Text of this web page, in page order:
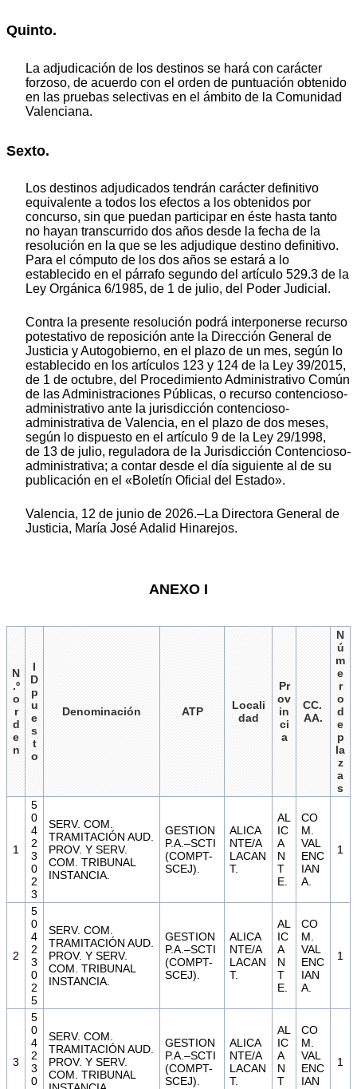
Quinto.
La adjudicación de los destinos se hará con carácter
forzoso, de acuerdo con el orden de puntuación obtenido
en las pruebas selectivas en el ámbito de la Comunidad
Valenciana.
Sexto.
Los destinos adjudicados tendrán carácter definitivo
equivalente a todos los efectos a los obtenidos por
concurso, sin que puedan participar en éste hasta tanto
no hayan transcurrido dos años desde la fecha de la
resolución en la que se les adjudique destino definitivo.
Para el cómputo de los dos años se estará a lo
establecido en el párrafo segundo del artículo 529.3 de la
Ley Orgánica 6/1985, de 1 de julio, del Poder Judicial.
Contra la presente resolución podrá interponerse recurso
potestativo de reposición ante la Dirección General de
Justicia y Autogobierno, en el plazo de un mes, según lo
establecido en los artículos 123 y 124 de la Ley 39/2015,
de 1 de octubre, del Procedimiento Administrativo Común
de las Administraciones Públicas, o recurso contencioso-
administrativo ante la jurisdicción contencioso-
administrativa de Valencia, en el plazo de dos meses,
según lo dispuesto en el artículo 9 de la Ley 29/1998,
de 13 de julio, reguladora de la Jurisdicción Contencioso-
administrativa; a contar desde el día siguiente al de su
publicación en el «Boletín Oficial del Estado».
Valencia, 12 de junio de 2026.–La Directora General de
Justicia, María José Adalid Hinarejos.
ANEXO I
N
.º
o
r
d
e
n
I
D
p
u
e
s
t
o
Denominación ATP
Locali
dad
Pr
ov
in
ci
a
CC.
AA.
N
ú
m
e
r
o
d
e
p
la
z
a
s
1
5
0
4
2
3
0
2
3
SERV. COM.
TRAMITACIÓN AUD.
PROV. Y SERV.
COM. TRIBUNAL
INSTANCIA.
GESTION
P.A.–SCTI
(COMPT-
SCEJ).
ALICA
NTE/A
LACAN
T.
AL
IC
A
N
T
E.
CO
M.
VAL
ENC
IAN
A.
1
2
5
0
4
2
3
0
2
5
SERV. COM.
TRAMITACIÓN AUD.
PROV. Y SERV.
COM. TRIBUNAL
INSTANCIA.
GESTION
P.A.–SCTI
(COMPT-
SCEJ).
ALICA
NTE/A
LACAN
T.
AL
IC
A
N
T
E.
CO
M.
VAL
ENC
IAN
A.
1
3
5
0
4
2
3
0
SERV. COM.
TRAMITACIÓN AUD.
PROV. Y SERV.
COM. TRIBUNAL
GESTION
P.A.–SCTI
(COMPT-
SCEJ).
ALICA
NTE/A
LACAN
T.
AL
IC
A
N
T
CO
M.
VAL
ENC
IAN
1